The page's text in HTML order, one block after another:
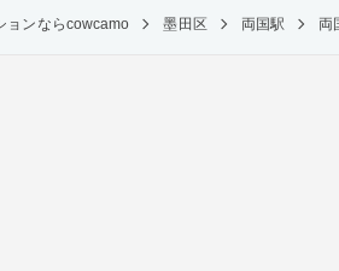
ョンならcowcamo 墨田区 両国駅 両